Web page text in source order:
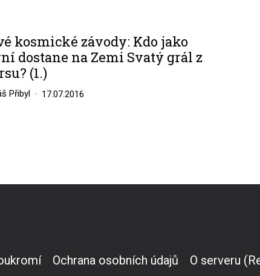
kosmické závody: Kdo jako
dostane na Zemi Svatý grál z
(1.)
Přibyl 17.07.2016
Ochrana osobních údajů O serveru